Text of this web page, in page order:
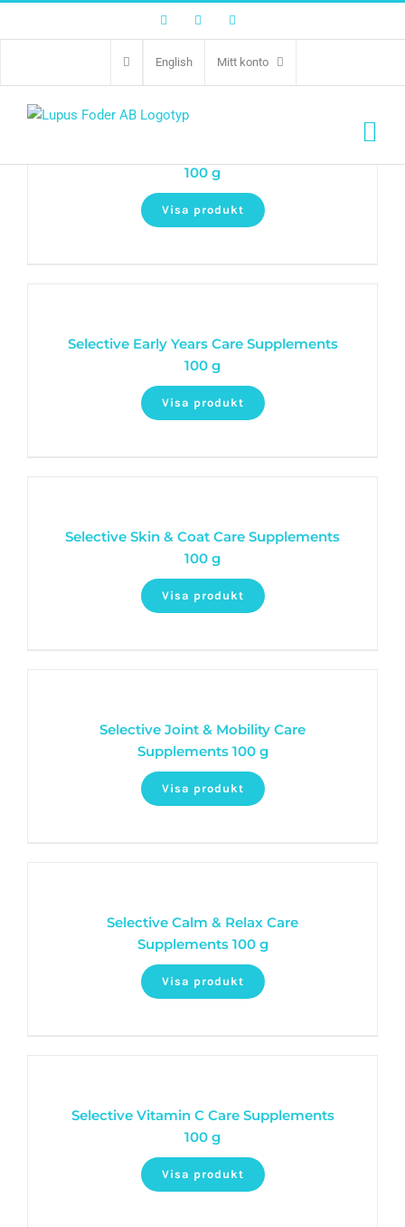
FacebookTwitter
English Mitt konto
100 g
Visa produkt
Selective Early Years Care Supplements
100 g
Visa produkt
Selective Skin & Coat Care Supplements
100 g
Visa produkt
Selective Joint & Mobility Care
Supplements 100 g
Visa produkt
Selective Calm & Relax Care
Supplements 100 g
Visa produkt
Selective Vitamin C Care Supplements
100 g
Visa produkt